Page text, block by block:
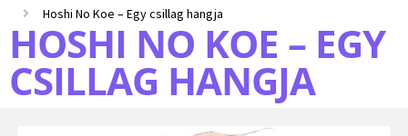
Hoshi No Koe – Egy csillag hangja
HOSHI NO KOE – EGY
CSILLAG HANGJA